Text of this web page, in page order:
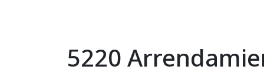
5220